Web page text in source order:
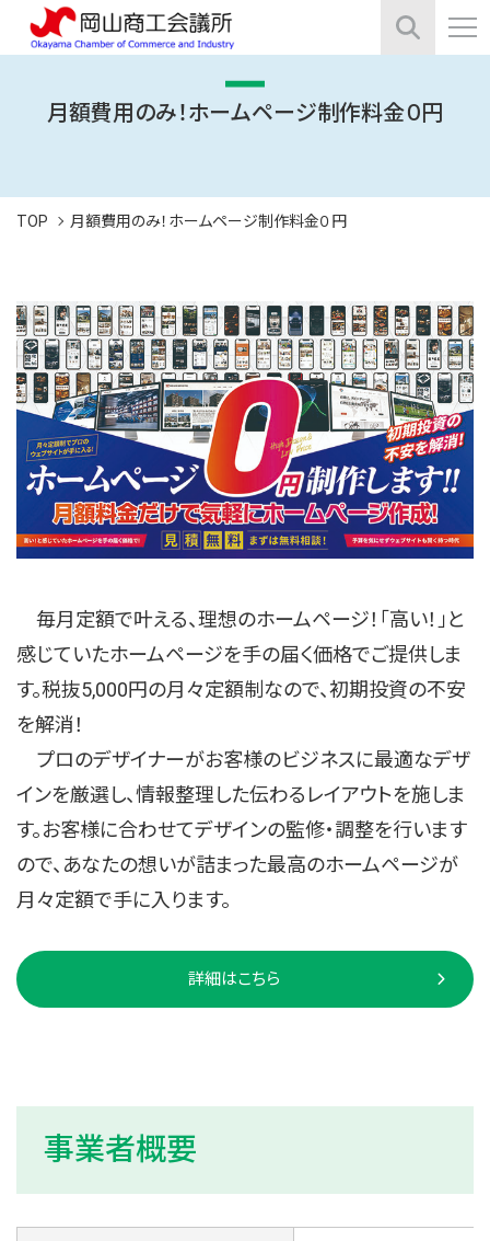
月額費用のみ！ホームページ制作料金０円
TOP 月額費用のみ！ホームページ制作料金０円
毎月定額で叶える、理想のホームページ！「高い！」と
感じていたホームページを手の届く価格でご提供しま
す。税抜5,000円の月々定額制なので、初期投資の不安
を解消！
プロのデザイナーがお客様のビジネスに最適なデザ
インを厳選し、情報整理した伝わるレイアウトを施しま
す。お客様に合わせてデザインの監修・調整を行います
ので、あなたの想いが詰まった最高のホームページが
月々定額で手に入ります。
詳細はこちら
事業者概要